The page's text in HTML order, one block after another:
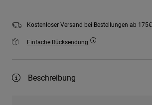
Kostenloser Versand bei Bestellungen ab 175€
Einfache Rücksendung
Beschreibung